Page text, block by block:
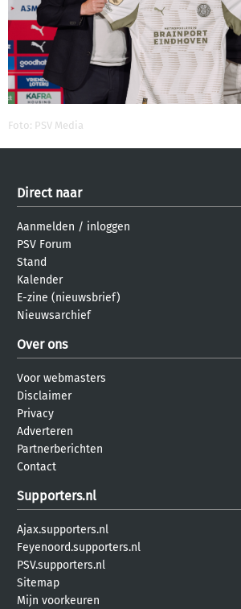
Foto: PSV Media
Direct naar
Aanmelden / inloggen
PSV Forum
Stand
Kalender
E-zine (nieuwsbrief)
Nieuwsarchief
Over ons
Voor webmasters
Disclaimer
Privacy
Adverteren
Partnerberichten
Contact
Supporters.nl
Ajax.supporters.nl
Feyenoord.supporters.nl
PSV.supporters.nl
Sitemap
Mijn voorkeuren